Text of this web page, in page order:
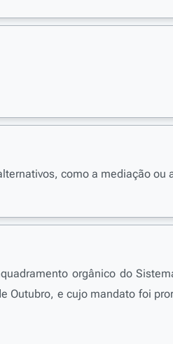
como a mediação ou
orgânico do
Outubro, e cujo mandato foi